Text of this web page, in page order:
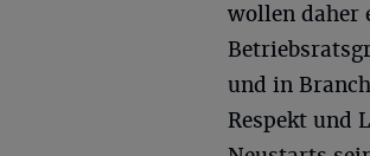
wollen daher
und in
Respekt und